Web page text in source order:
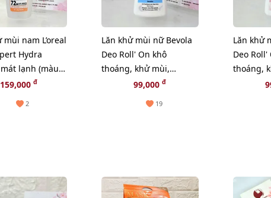
mùi nam L’oreal
Hydra
lạnh (màu
159,000 đ
2
Lăn khử mùi nữ Bevola
Deo Roll' On khô
thoáng, khử mùi,
dưỡng da sáng mịn -
99,000đ
19
Lăn khử
Deo Roll'
thoáng,
dưỡng